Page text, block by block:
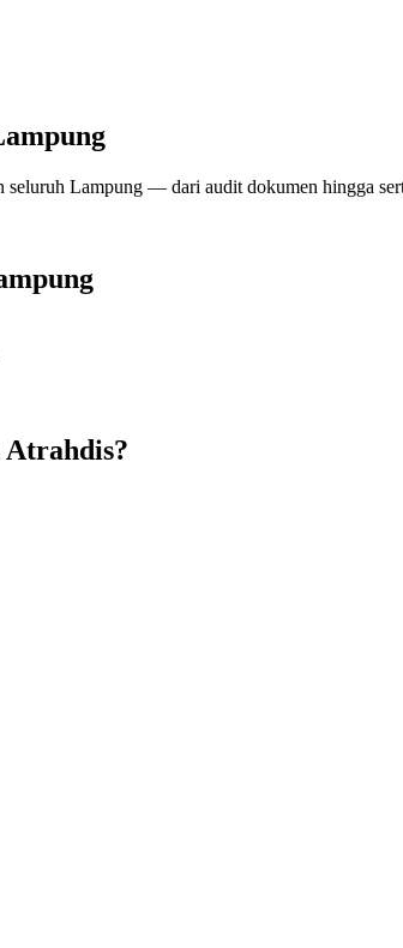
seluruh Lampung — dari audit dokumen hingga
Atrahdis?